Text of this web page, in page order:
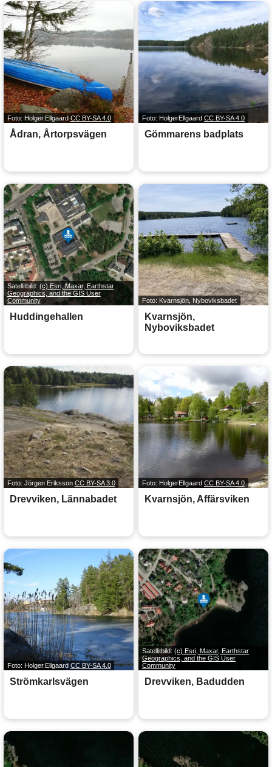
Foto: Holger.EllgaardCC BY-SA 4.0
Ådran, Årtorpsvägen
Foto: HolgerEllgaard CC BY-SA 4.0
Gömmarens badplats
Satellitbild: (c) Esri, Maxar, Earthstar
Geographics, and the GIS User
Community
Huddingehallen
Foto: Kvarnsjön, Nyboviksbadet
Kvarnsjön,
Nyboviksbadet
Foto: Jörgen Eriksson CC BY-SA 3.0
Drevviken, Lännabadet
Foto: HolgerEllgaard CC BY-SA 4.0
Kvarnsjön, Affärsviken
Foto: Holger.Ellgaard CC BY-SA 4.0
Strömkarlsvägen
Satellitbild: (c) Esri, Maxar, Earthstar
Geographics, and the GIS User
Community
Drevviken, Badudden